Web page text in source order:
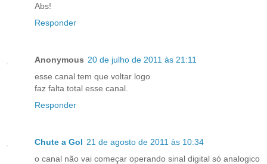
Abs!
Responder
Anonymous 20 de julho de 2011 às 21:11
esse canal tem que voltar logo
faz falta total esse canal.
Responder
Chute a Gol 21 de agosto de 2011 às 10:34
o canal não vai começar operando sinal digital só analogico